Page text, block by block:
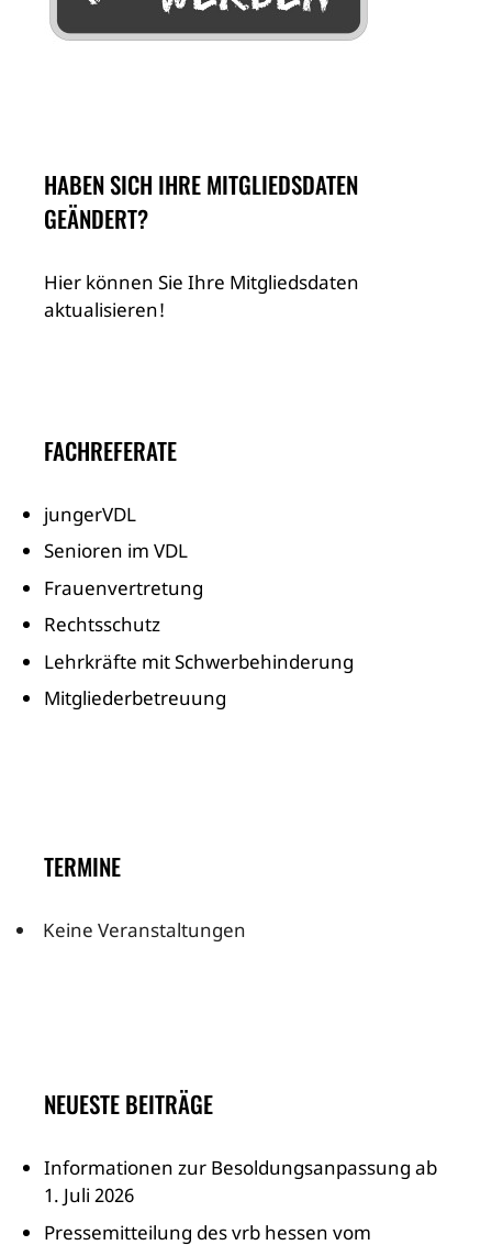
HABEN SICH IHRE MITGLIEDSDATEN
GEÄNDERT?
Hier können Sie Ihre Mitgliedsdaten
aktualisieren!
FACHREFERATE
jungerVDL
Senioren im VDL
Frauenvertretung
Rechtsschutz
Lehrkräfte mit Schwerbehinderung
Mitgliederbetreuung
TERMINE
Keine Veranstaltungen
NEUESTE BEITRÄGE
Informationen zur Besoldungsanpassung ab
1. Juli 2026
Pressemitteilung des vrb hessen vom